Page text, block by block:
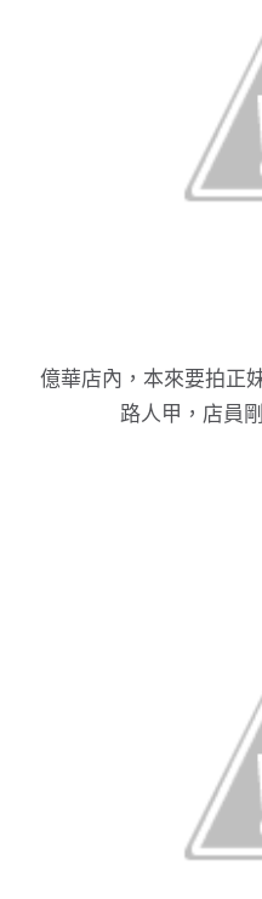
億華店內，本來要拍正
路人甲，店員